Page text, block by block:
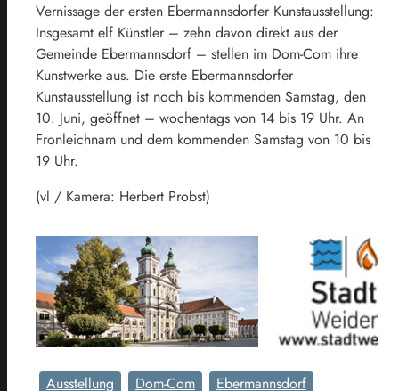
Vernissage der ersten Ebermannsdorfer Kunstausstellung:
Insgesamt elf Künstler – zehn davon direkt aus der
Gemeinde Ebermannsdorf – stellen im Dom-Com ihre
Kunstwerke aus. Die erste Ebermannsdorfer
Kunstausstellung ist noch bis kommenden Samstag, den
10. Juni, geöffnet – wochentags von 14 bis 19 Uhr. An
Fronleichnam und dem kommenden Samstag von 10 bis
19 Uhr.
(vl / Kamera: Herbert Probst)
Ausstellung Dom-Com
Ebermannsdorf